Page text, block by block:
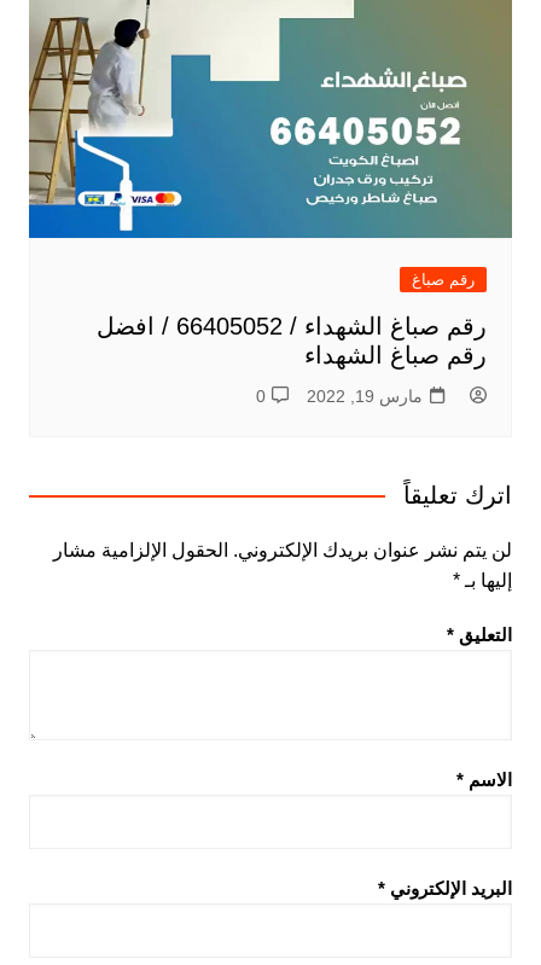
رقم صباغ
رقم صباغ الشهداء / 66405052 / افضل
رقم صباغ الشهداء
مارس 19, 2022 0
اترك تعليقاً
لن يتم نشر عنوان بريدك الإلكتروني. الحقول الإلزامية مشار
إليها بـ *
التعليق *
الاسم *
البريد الإلكتروني *